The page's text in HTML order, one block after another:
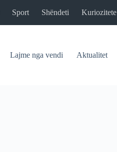
Sport Shëndeti Kuriozitete
Lajme nga vendi Aktualitet